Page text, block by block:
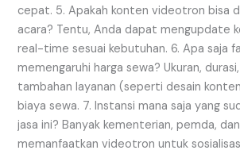
cepat. 5. Apakah konten videotron bisa
acara? Tentu, Anda dapat mengupdate
real-time sesuai kebutuhan. 6. Apa saja
memengaruhi harga sewa? Ukuran,
tambahan layanan (seperti desain
biaya sewa. 7. Instansi mana saja yang
jasa ini? Banyak kementerian, pemda, dan
memanfaatkan videotron untuk